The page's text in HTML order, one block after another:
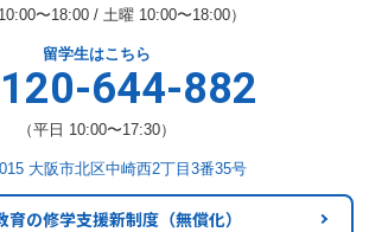
〜18:00 / 土曜 10:00〜18:00）
留学生はこちら
644-882
（平日 10:00〜17:30）
大阪市北区中崎西2丁目3番35号
育の修学支援新制度 （無償化）